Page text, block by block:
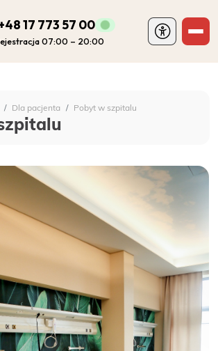
17 773 57 00
07:00 – 20:00
SZPITALA
Dla pacjenta Pobyt w szpitalu